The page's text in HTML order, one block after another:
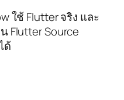
ใช้ Flutter จริง และ
Flutter Source
ด้